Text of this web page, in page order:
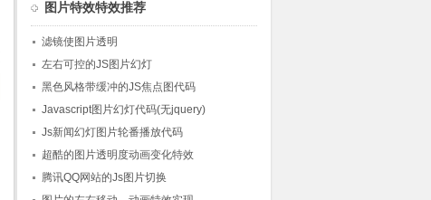
图片特效特效推荐
滤镜使图片透明
左右可控的JS图片幻灯
黑色风格带缓冲的JS焦点图代码
Javascript图片幻灯代码(无jquery)
Js新闻幻灯图片轮番播放代码
超酷的图片透明度动画变化特效
腾讯QQ网站的Js图片切换